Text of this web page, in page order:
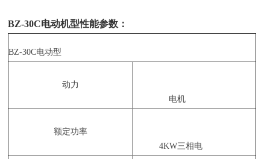
BZ-30C电动机型性能参数：
BZ-30C电动型
动力
电机
额定功率
4KW三相电